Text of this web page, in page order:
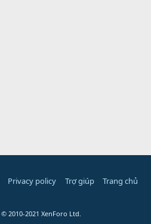
Privacy policy Trợ giúp Trang chủ
© 2010-2021 XenForo Ltd.